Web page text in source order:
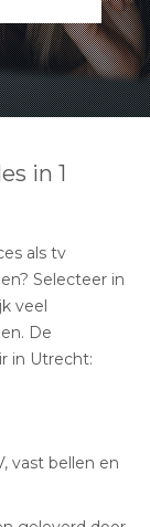
in 1
als tv
Selecteer in
veel
De
in Utrecht:
vast bellen en